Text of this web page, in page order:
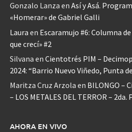
Gonzalo Lanza en Así y Asá.
«Homerar» de Gabriel Galli
Laura en Escaramujo #6: Columna
que crecí» #2
Silvana en Cientotrés PIM –
2024: “Barrio Nuevo Viñedo, Punta
Maritza Cruz Arzola en BILONGO –
– LOS METALES DEL TERROR – 2da.
AHORA EN VIVO